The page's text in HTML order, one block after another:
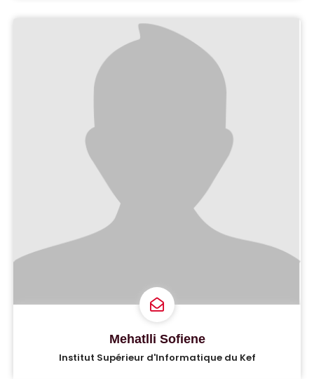
Mehatlli Sofiene
Institut Supérieur d'Informatique du Kef